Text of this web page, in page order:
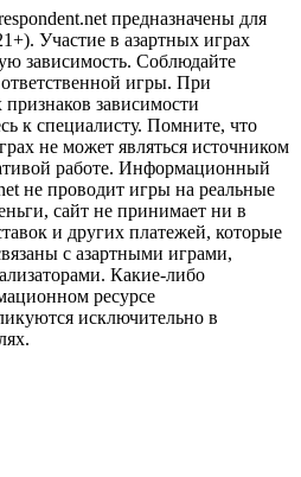
предназначены для
Участие в азартных играх
зависимость. Соблюдайте
игры. При
зависимости
к специалисту. Помните, что
не может являться источником
работе. Информационный
не проводит игры на реальные
сайт не принимает ни в
и других платежей, которые
с азартными играми,
Какие-либо
ресурсе
исключительно в